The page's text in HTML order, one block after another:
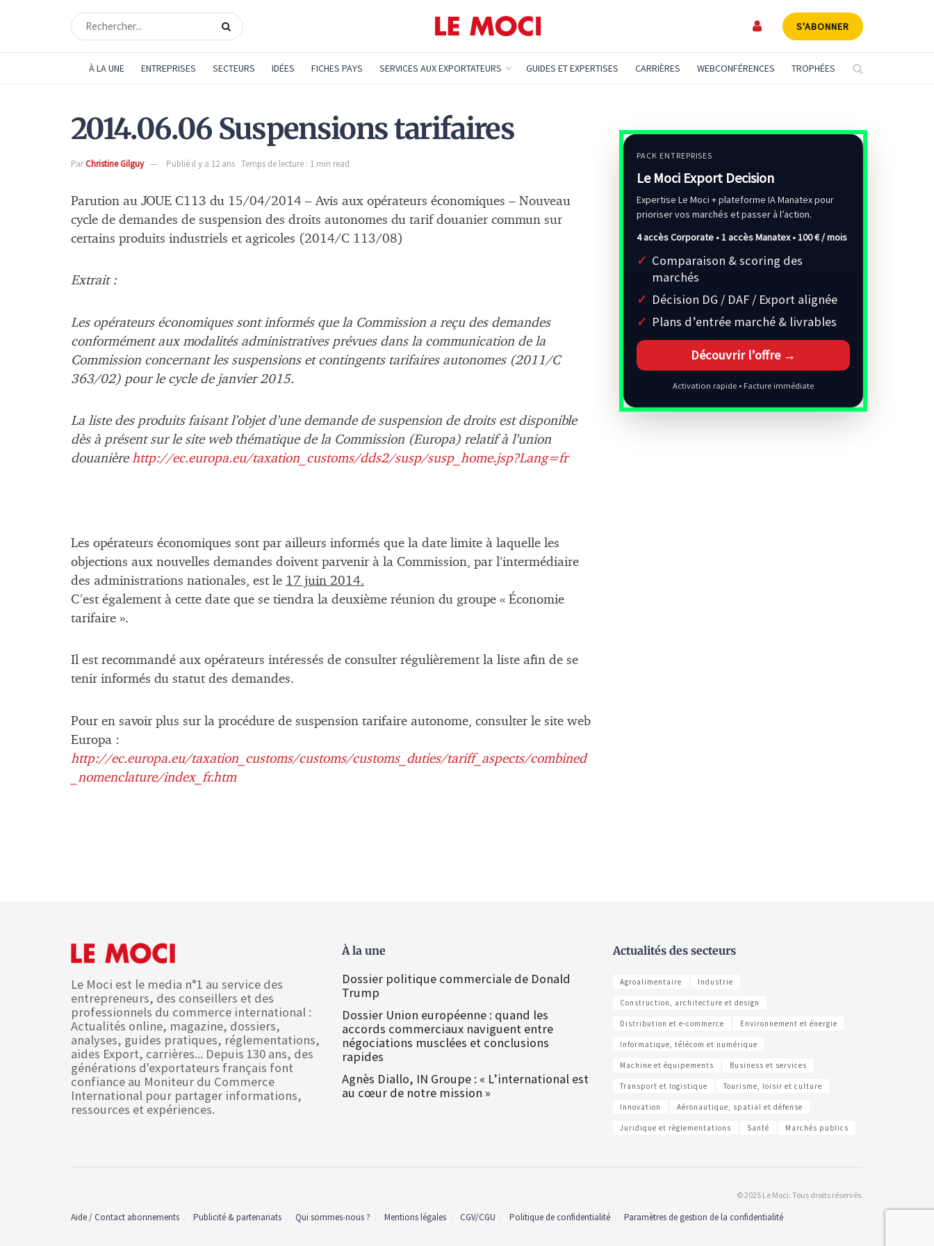
S'ABONNER
À LA UNE ENTREPRISES SECTEURS IDÉES FICHES PAYS SERVICES AUX EXPORTATEURS GUIDES ET EXPERTISES CARRIÈRES WEBCONFÉRENCES TROPHÉES
2014.06.06 Suspensions tarifaires
ParChristine Gilguy Publié il y a 12 ans Temps de lecture : 1 min read
Parution au JOUE C113 du 15/04/2014 – Avis aux opérateurs économiques – Nouveau
cycle de demandes de suspension des droits autonomes du tarif douanier commun sur
certains produits industriels et agricoles (2014/C 113/08)
Extrait :
Les opérateurs économiques sont informés que la Commission a reçu des demandes
conformément aux modalités administratives prévues dans la communication de la
Commission concernant les suspensions et contingents tarifaires autonomes (2011/C
363/02) pour le cycle de janvier 2015.
La liste des produits faisant l’objet d’une demande de suspension de droits est disponible
dès à présent sur le site web thématique de la Commission (Europa) relatif à l’union
douanière http://ec.europa.eu/taxation_customs/dds2/susp/susp_home.jsp?Lang=fr
Les opérateurs économiques sont par ailleurs informés que la date limite à laquelle les
objections aux nouvelles demandes doivent parvenir à la Commission, par l’intermédiaire
des administrations nationales, est le 17 juin 2014.
C’est également à cette date que se tiendra la deuxième réunion du groupe « Économie
tarifaire ».
Il est recommandé aux opérateurs intéressés de consulter régulièrement la liste afin de se
tenir informés du statut des demandes.
Pour en savoir plus sur la procédure de suspension tarifaire autonome, consulter le site web
Europa :
http://ec.europa.eu/taxation_customs/customs/customs_duties/tariff_aspects/combined
_nomenclature/index_fr.htm
PACK ENTREPRISES
Le Moci Export Decision
Expertise Le Moci + plateforme IA Manatex pour
prioriser vos marchés et passer à l’action.
4 accès Corporate • 1 accès Manatex •100 € / mois
Comparaison & scoring des
marchés
Décision DG / DAF / Export alignée
Plans d’entrée marché & livrables
Découvrir l’offre →
Activation rapide • Facture immédiate
Le Moci est le media n°1 au service des
entrepreneurs, des conseillers et des
professionnels du commerce international :
Actualités online, magazine, dossiers,
analyses, guides pratiques, réglementations,
aides Export, carrières... Depuis 130 ans, des
générations d'exportateurs français font
confiance au Moniteur du Commerce
International pour partager informations,
ressources et expériences.
À la une
Dossier politique commerciale de Donald
Trump
Dossier Union européenne : quand les
accords commerciaux naviguent entre
négociations musclées et conclusions
rapides
Agnès Diallo, IN Groupe : « L’international est
au cœur de notre mission »
Actualités des secteurs
Agroalimentaire Industrie
Construction, architecture et design
Distribution et e-commerce Environnement et énergie
Informatique, télécom et numérique
Machine et équipements Business et services
Transport et logistique Tourisme, loisir et culture
Innovation Aéronautique, spatial et défense
Juridique et règlementations Santé Marchés publics
© 2025 Le Moci. Tous droits réservés.
Aide / Contact abonnements Publicité & partenariats Qui sommes-nous ? Mentions légales CGV/CGU Politique de confidentialité Paramètres de gestion de la confidentialité